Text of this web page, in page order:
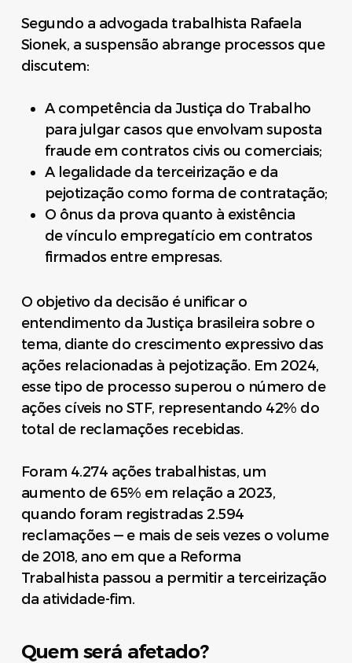
Segundo a advogada trabalhista Rafaela
Sionek, a suspensão abrange processos que
discutem:
A competência da Justiça do Trabalho
para julgar casos que envolvam suposta
fraude em contratos civis ou comerciais;
A legalidade da terceirização e da
pejotização como forma de contratação;
O ônus da prova quanto à existência
de vínculo empregatício em contratos
firmados entre empresas.
O objetivo da decisão é unificar o
entendimento da Justiça brasileira sobre o
tema, diante do crescimento expressivo das
ações relacionadas à pejotização. Em 2024,
esse tipo de processo superou o número de
ações cíveis no STF, representando 42% do
total de reclamações recebidas.
Foram 4.274 ações trabalhistas, um
aumento de 65% em relação a 2023,
quando foram registradas 2.594
reclamações — e mais de seis vezes o volume
de 2018, ano em que a Reforma
Trabalhista passou a permitir a terceirização
da atividade-fim.
Quem será afetado?